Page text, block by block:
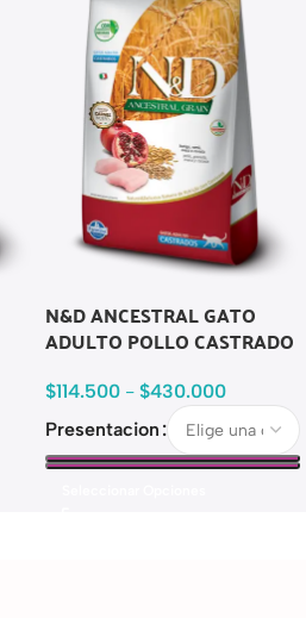
N&D ANCESTRAL GATO
ADULTO POLLO CASTRADO
$114.500 - $430.000
Presentacion